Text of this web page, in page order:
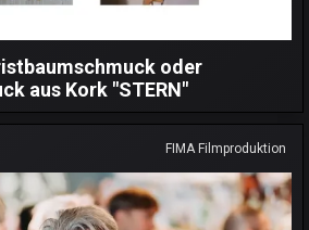
oder
aus Kork "STERN"
FIMA Filmproduktion